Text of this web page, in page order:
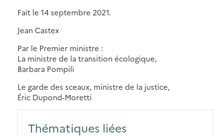
Fait le 14 septembre 2021.
Jean Castex
Par le Premier ministre :
La ministre de la transition écologique,
Barbara Pompili
Le garde des sceaux, ministre de la justice,
Éric Dupond-Moretti
Thématiques liées